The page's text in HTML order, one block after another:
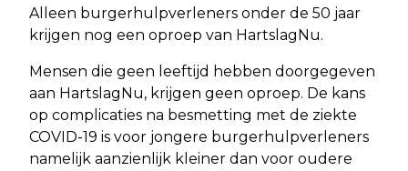
Alleen burgerhulpverleners onder de 50 jaar
krijgen nog een oproep van HartslagNu.
Mensen die geen leeftijd hebben doorgegeven
aan HartslagNu, krijgen geen oproep. De kans
op complicaties na besmetting met de ziekte
COVID-19 is voor jongere burgerhulpverleners
namelijk aanzienlijk kleiner dan voor oudere